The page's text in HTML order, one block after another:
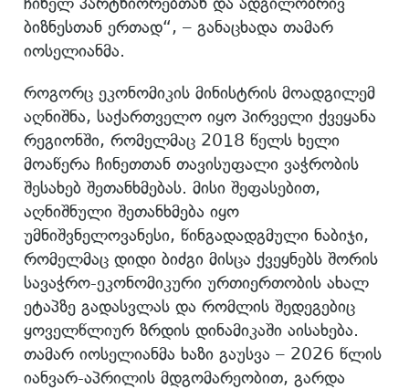
ბიზნესთან ერთად“, – განაცხადა თამარ
იოსელიანმა.
როგორც ეკონომიკის მინისტრის მოადგილემ
აღნიშნა, საქართველო იყო პირველი ქვეყანა
რეგიონში, რომელმაც 2018 წელს ხელი
მოაწერა ჩინეთთან თავისუფალი ვაჭრობის
შესახებ შეთანხმებას. მისი შეფასებით,
აღნიშნული შეთანხმება იყო
უმნიშვნელოვანესი, წინგადადგმული ნაბიჯი,
რომელმაც დიდი ბიძგი მისცა ქვეყნებს შორის
სავაჭრო-ეკონომიკური ურთიერთობის ახალ
ეტაპზე გადასვლას და რომლის შედეგებიც
ყოველწლიურ ზრდის დინამიკაში აისახება.
თამარ იოსელიანმა ხაზი გაუსვა – 2026 წლის
იანვარ-აპრილის მდგომარეობით, გარდა